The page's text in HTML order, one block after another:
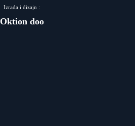
Izrada i dizajn :
Oktion doo